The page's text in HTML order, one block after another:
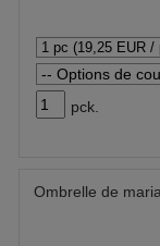
pck.
Ombrelle de